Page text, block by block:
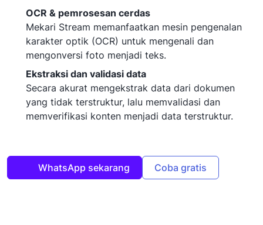
OCR & pemrosesan cerdas
Mekari Stream memanfaatkan mesin pengenalan
karakter optik (OCR) untuk mengenali dan
mengonversi foto menjadi teks.
Ekstraksi dan validasi data
Secara akurat mengekstrak data dari dokumen
yang tidak terstruktur, lalu memvalidasi dan
memverifikasi konten menjadi data terstruktur.
WhatsApp sekarang Coba gratis